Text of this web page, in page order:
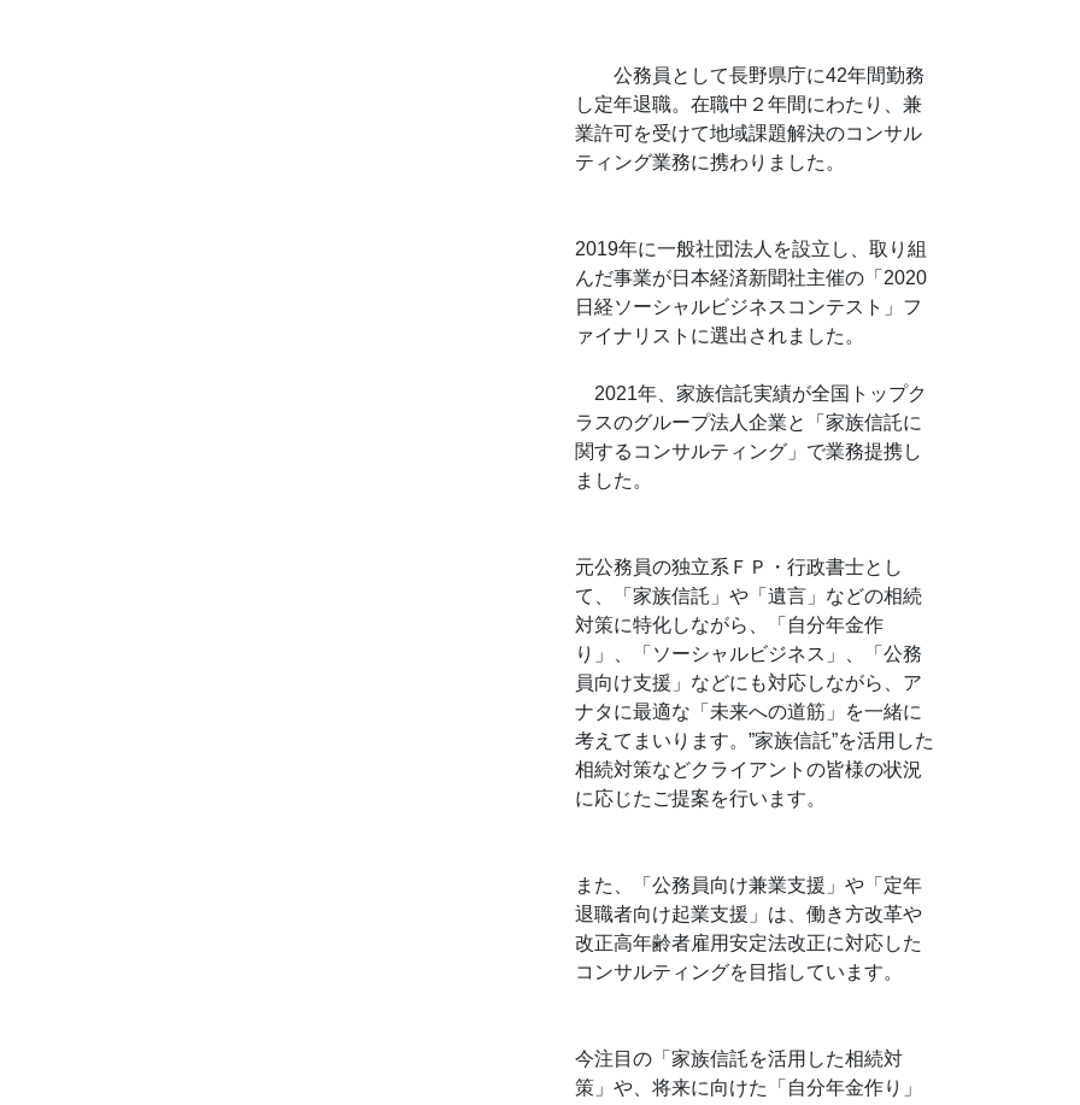
公務員として長野県庁に42年間勤務
し定年退職。在職中２年間にわたり、兼
業許可を受けて地域課題解決のコンサル
ティング業務に携わりました。
2019年に一般社団法人を設立し、取り組
んだ事業が日本経済新聞社主催の「2020
日経ソーシャルビジネスコンテスト」フ
ァイナリストに選出されました。
2021年、家族信託実績が全国トップク
ラスのグループ法人企業と「家族信託に
関するコンサルティング」で業務提携し
ました。
元公務員の独立系ＦＰ・行政書士とし
て、「家族信託」や「遺言」などの相続
対策に特化しながら、「自分年金作
り」、「ソーシャルビジネス」、「公務
員向け支援」などにも対応しながら、ア
ナタに最適な「未来への道筋」を一緒に
考えてまいります。”家族信託”を活用した
相続対策などクライアントの皆様の状況
に応じたご提案を行います。
また、「公務員向け兼業支援」や「定年
退職者向け起業支援」は、働き方改革や
改正高年齢者雇用安定法改正に対応した
コンサルティングを目指しています。
今注目の「家族信託を活用した相続対
策」や、将来に向けた「自分年金作り」